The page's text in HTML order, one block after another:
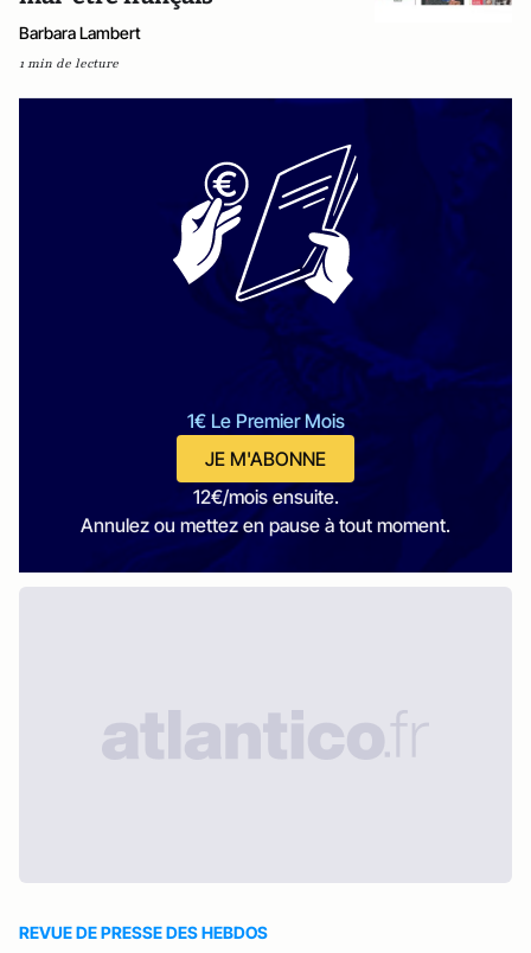
Barbara Lambert
1 min de lecture
1€ Le Premier Mois
JE M'ABONNE
12€/mois ensuite.
Annulez ou mettez en pause à tout moment.
REVUE DE PRESSE DES HEBDOS